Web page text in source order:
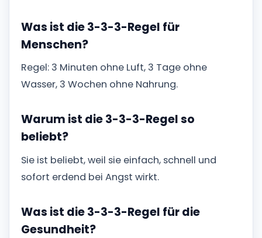
Was ist die 3-3-3-Regel für
Menschen?
Regel: 3 Minuten ohne Luft, 3 Tage ohne
Wasser, 3 Wochen ohne Nahrung.
Warum ist die 3-3-3-Regel so
beliebt?
Sie ist beliebt, weil sie einfach, schnell und
sofort erdend bei Angst wirkt.
Was ist die 3-3-3-Regel für die
Gesundheit?